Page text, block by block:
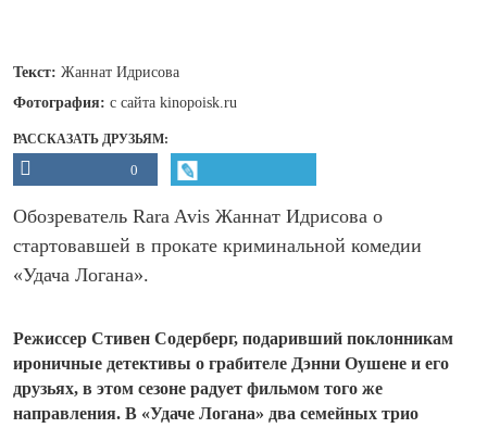
Текст: Жаннат Идрисова
Фотография: с сайта kinopoisk.ru
РАССКАЗАТЬ ДРУЗЬЯМ:
0
Обозреватель Rara Avis Жаннат Идрисова о
стартовавшей в прокате криминальной комедии
«Удача Логана».
Режиссер Стивен Содерберг, подаривший поклонникам
ироничные детективы о грабителе Дэнни Оушене и его
друзьях, в этом сезоне радует фильмом того же
направления. В «Удаче Логана» два семейных трио